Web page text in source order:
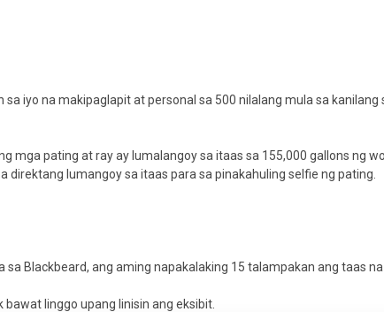
iyo na makipaglapit at personal sa 500 nilalang mula sa kanilang
mga pating at ray ay lumalangoy sa itaas sa 155,000 gallons ng
lumangoy sa itaas para sa pinakahuling selfie ng pating.
Blackbeard, ang aming napakalaking 15 talampakan ang taas
linggo upang linisin ang eksibit.